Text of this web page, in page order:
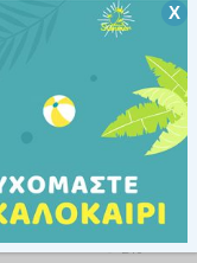
Αγωγής Αγίας
ειδικότητες
και τη
αιτήσεων
(δ/νση:
210
Χ